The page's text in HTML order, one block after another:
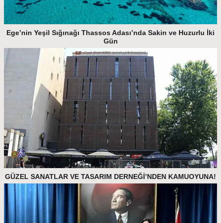
Ege’nin Yeşil Sığınağı Thassos Adası’nda Sakin ve Huzurlu İki
Gün
GÜZEL SANATLAR VE TASARIM DERNEĞİ’NDEN KAMUOYUNA!